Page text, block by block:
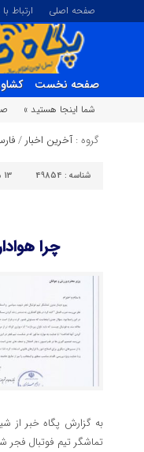
صفحه اصلی ارتباط با
صفحه نخست
شما اینجا هستید »
گروه :آخرین اخبار /
شناسه : 49854 13 مهر 1404 - 13:14
چرا
به گزارش پگاه خبر از
تماشگر تیم فوتبال